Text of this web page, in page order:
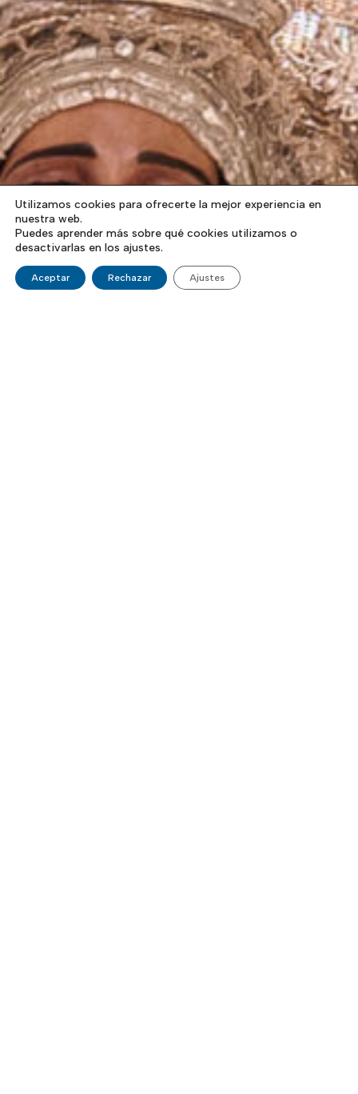
Utilizamos cookies para ofrecerte la mejor experiencia en
nuestra web.
Puedes aprender más sobre qué cookies utilizamos o
desactivarlas en los ajustes.
Aceptar Rechazar Ajustes